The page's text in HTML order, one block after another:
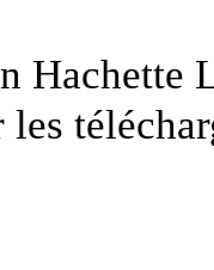
Hachette
les